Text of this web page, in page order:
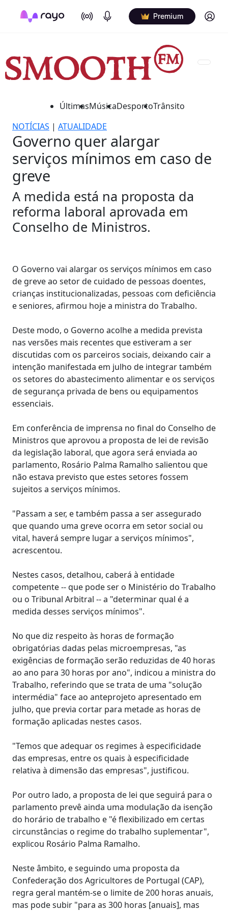
On Air Podcasts Premium Log in
ÚltimasMúsicaDesportoTrânsito
NOTÍCIAS | ATUALIDADE
Governo quer alargar
serviços mínimos em caso de
greve
A medida está na proposta da
reforma laboral aprovada em
Conselho de Ministros.
O Governo vai alargar os serviços mínimos em caso
de greve ao setor de cuidado de pessoas doentes,
crianças institucionalizadas, pessoas com deficiência
e seniores, afirmou hoje a ministra do Trabalho.
Deste modo, o Governo acolhe a medida prevista
nas versões mais recentes que estiveram a ser
discutidas com os parceiros sociais, deixando cair a
intenção manifestada em julho de integrar também
os setores do abastecimento alimentar e os serviços
de segurança privada de bens ou equipamentos
essenciais.
Em conferência de imprensa no final do Conselho de
Ministros que aprovou a proposta de lei de revisão
da legislação laboral, que agora será enviada ao
parlamento, Rosário Palma Ramalho salientou que
não estava previsto que estes setores fossem
sujeitos a serviços mínimos.
"Passam a ser, e também passa a ser assegurado
que quando uma greve ocorra em setor social ou
vital, haverá sempre lugar a serviços mínimos",
acrescentou.
Nestes casos, detalhou, caberá à entidade
competente -- que pode ser o Ministério do Trabalho
ou o Tribunal Arbitral -- a "determinar qual é a
medida desses serviços mínimos".
No que diz respeito às horas de formação
obrigatórias dadas pelas microempresas, "as
exigências de formação serão reduzidas de 40 horas
ao ano para 30 horas por ano", indicou a ministra do
Trabalho, referindo que se trata de uma "solução
intermédia" face ao anteprojeto apresentado em
julho, que previa cortar para metade as horas de
formação aplicadas nestes casos.
"Temos que adequar os regimes à especificidade
das empresas, entre os quais à especificidade
relativa à dimensão das empresas", justificou.
Por outro lado, a proposta de lei que seguirá para o
parlamento prevê ainda uma modulação da isenção
do horário de trabalho e "é flexibilizado em certas
circunstâncias o regime do trabalho suplementar",
explicou Rosário Palma Ramalho.
Neste âmbito, e seguindo uma proposta da
Confederação dos Agricultores de Portugal (CAP),
regra geral mantém-se o limite de 200 horas anuais,
mas pode subir "para as 300 horas [anuais], mas